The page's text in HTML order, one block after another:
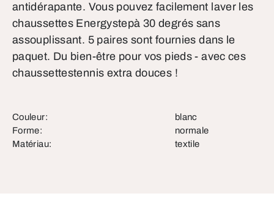
antidérapante. Vous pouvez facilement laver les
chaussettes Energystepà 30 degrés sans
assouplissant. 5 paires sont fournies dans le
paquet. Du bien-être pour vos pieds - avec ces
chaussettestennis extra douces !
Couleur:
blanc
Forme:
normale
Matériau:
textile